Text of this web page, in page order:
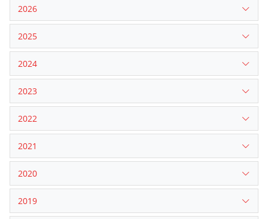
2026
2025
2024
2023
2022
2021
2020
2019